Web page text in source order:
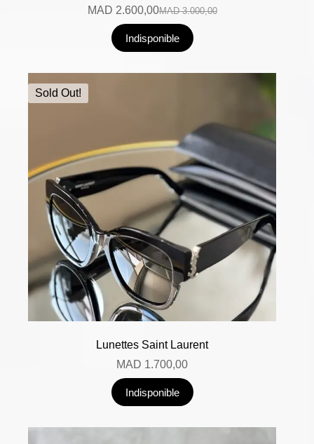
MAD3.000,00
MAD 2.600,00
Indisponible
Sold Out!
Lunettes Saint Laurent
MAD 1.700,00
Indisponible